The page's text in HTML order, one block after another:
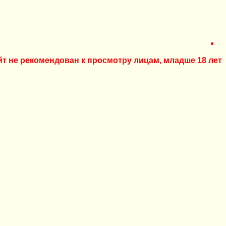
не рекомендован к просмотру лицам, младше 18 лет